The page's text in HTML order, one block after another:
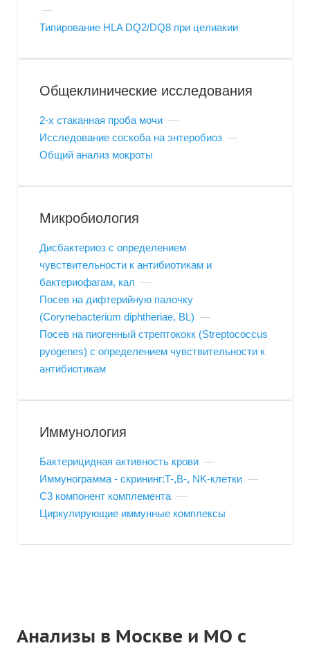
—
Типирование HLA DQ2/DQ8 при целиакии
Общеклинические исследования
2-х стаканная проба мочи —
Исследование соскоба на энтеробиоз —
Общий анализ мокроты
Микробиология
Дисбактериоз с определением
чувствительности к антибиотикам и
бактериофагам, кал —
Посев на дифтерийную палочку
(Corynebacterium diphtheriae, BL) —
Посев на пиогенный стрептококк (Streptococcus
pyogenes) с определением чувствительности к
антибиотикам
Иммунология
Бактерицидная активность крови —
Иммунограмма - скрининг:T-,B-, NK-клетки —
С3 компонент комплемента —
Циркулирующие иммунные комплексы
Анализы в Москве и МО с